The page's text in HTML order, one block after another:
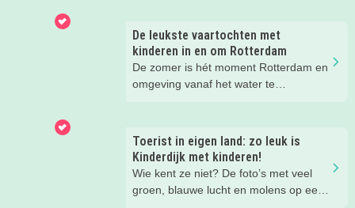
eerste meiweek waarin vrijheid
centraal staat, is het een mooi moment
om hier eens wat langer bij stil te
staan. Dus bezocht onze kidsreporter
met haar zoons het Mariniersmuseum
De leukste vaartochten met
kinderen in en om Rotterdam
De zomer is hét moment Rotterdam en
omgeving vanaf het water te
havens of beleef de
havengeschiedenis vanaf een
historisch schip. Wij kregen bij Port
Pavilion - hét startpunt voor de leukste
havenuitjes - een aantal superleuke
Toerist in eigen land: zo leuk is
Kinderdijk met kinderen!
Wie kent ze niet? De foto’s met veel
groen, blauwe lucht en molens op een